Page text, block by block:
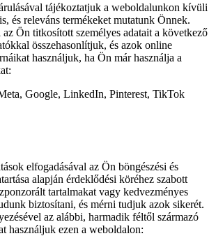
tájékoztatjuk a weboldalunkon kívüli
és releváns termékeket mutatunk Önnek.
Ön titkosított személyes adatait a következő
összehasonlítjuk, és azok online
használjuk, ha Ön már használja a
Google, LinkedIn, Pinterest, TikTok
elfogadásával az Ön böngészési és
alapján érdeklődési köréhez szabott
tartalmakat vagy kedvezményes
biztosítani, és mérni tudjuk azok sikerét.
az alábbi, harmadik féltől származó
használjuk ezen a weboldalon: